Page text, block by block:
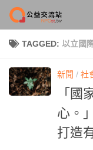
Skip to content
TAGGED: 以立國
新聞 / 社
「國
心。
打造